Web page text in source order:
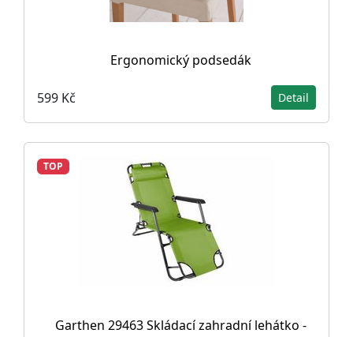
Ergonomický podsedák
599 Kč Detail
TOP
Garthen 29463 Skládací zahradní lehátko -